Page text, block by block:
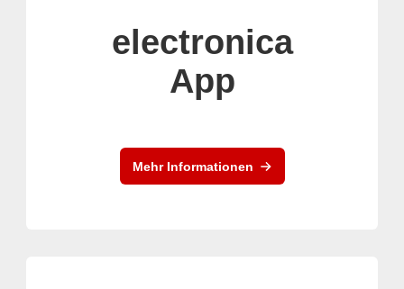
electronica
App
Mehr Informationen